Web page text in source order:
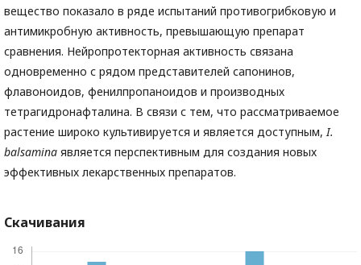
вещество показало в ряде испытаний противогрибковую и
антимикробную активность, превышающую препарат
сравнения. Нейропротекторная активность связана
одновременно с рядом представителей сапонинов,
флавоноидов, фенилпропаноидов и производных
тетрагидронафталина. В связи с тем, что рассматриваемое
растение широко культивируется и является доступным,I.
balsamina является перспективным для создания новых
эффективных лекарственных препаратов.
Скачивания